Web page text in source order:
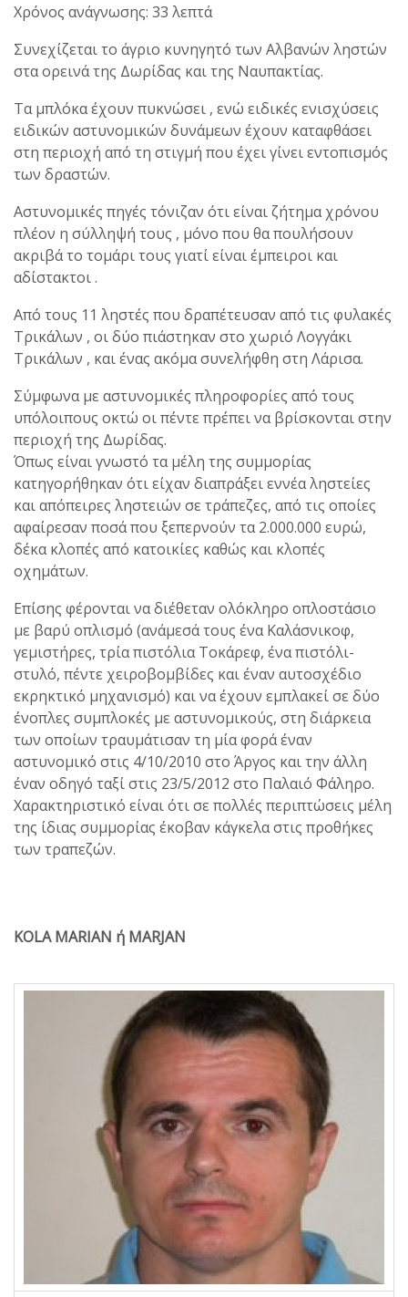
Χρόνος ανάγνωσης: 33 λεπτά
Συνεχίζεται το άγριο κυνηγητό των Αλβανών ληστών
στα ορεινά της Δωρίδας και της Ναυπακτίας.
Τα μπλόκα έχουν πυκνώσει , ενώ ειδικές ενισχύσεις
ειδικών αστυνομικών δυνάμεων έχουν καταφθάσει
στη περιοχή από τη στιγμή που έχει γίνει εντοπισμός
των δραστών.
Αστυνομικές πηγές τόνιζαν ότι είναι ζήτημα χρόνου
πλέον η σύλληψή τους , μόνο που θα πουλήσουν
ακριβά το τομάρι τους γιατί είναι έμπειροι και
αδίστακτοι .
Από τους 11 ληστές που δραπέτευσαν από τις φυλακές
Τρικάλων , οι δύο πιάστηκαν στο χωριό Λογγάκι
Τρικάλων , και ένας ακόμα συνελήφθη στη Λάρισα.
Σύμφωνα με αστυνομικές πληροφορίες από τους
υπόλοιπους οκτώ οι πέντε πρέπει να βρίσκονται στην
περιοχή της Δωρίδας.
Όπως είναι γνωστό τα μέλη της συμμορίας
κατηγορήθηκαν ότι είχαν διαπράξει εννέα ληστείες
και απόπειρες ληστειών σε τράπεζες, από τις οποίες
αφαίρεσαν ποσά που ξεπερνούν τα 2.000.000 ευρώ,
δέκα κλοπές από κατοικίες καθώς και κλοπές
οχημάτων.
Επίσης φέρονται να διέθεταν ολόκληρο οπλοστάσιο
με βαρύ οπλισμό (ανάμεσά τους ένα Καλάσνικοφ,
γεμιστήρες, τρία πιστόλια Τοκάρεφ, ένα πιστόλι-
στυλό, πέντε χειροβομβίδες και έναν αυτοσχέδιο
εκρηκτικό μηχανισμό) και να έχουν εμπλακεί σε δύο
ένοπλες συμπλοκές με αστυνομικούς, στη διάρκεια
των οποίων τραυμάτισαν τη μία φορά έναν
αστυνομικό στις 4/10/2010 στο Άργος και την άλλη
έναν οδηγό ταξί στις 23/5/2012 στο Παλαιό Φάληρο.
Χαρακτηριστικό είναι ότι σε πολλές περιπτώσεις μέλη
της ίδιας συμμορίας έκοβαν κάγκελα στις προθήκες
των τραπεζών.
KOLA MARIAN ή MARJAN